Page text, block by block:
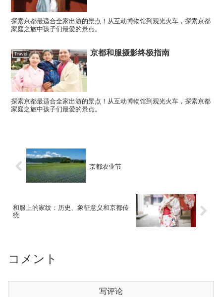
探索京都最适合全家出游的景点！从互动博物馆到观光火车，探索京都
家庭之旅中孩子们最爱的景点。
Travel 京都和服摄影终极指南
探索京都最适合全家出游的景点！从互动博物馆到观光火车，探索京都
家庭之旅中孩子们最爱的景点。
京都农业节
和服上的家纹：历史、象征意义和京都传
统
コメント
写评论